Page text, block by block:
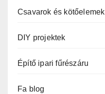
Csavarok és kötőelemek
DIY projektek
Építő ipari fűrészáru
Fa blog